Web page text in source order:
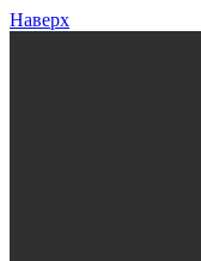
Наверх